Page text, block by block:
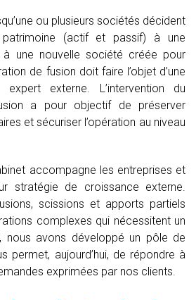
ou plusieurs sociétés décident
(actif et passif) à une
une nouvelle société créée pour
de fusion doit faire l’objet d’une
externe. L’intervention du
a pour objectif de préserver
et sécuriser l’opération au niveau
accompagne les entreprises et
stratégie de croissance externe.
scissions et apports partiels
complexes qui nécessitent un
nous avons développé un pôle de
permet, aujourd’hui, de répondre à
exprimées par nos clients.